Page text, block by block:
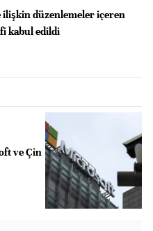
ilişkin düzenlemeler içeren
kabul edildi
ve Çin